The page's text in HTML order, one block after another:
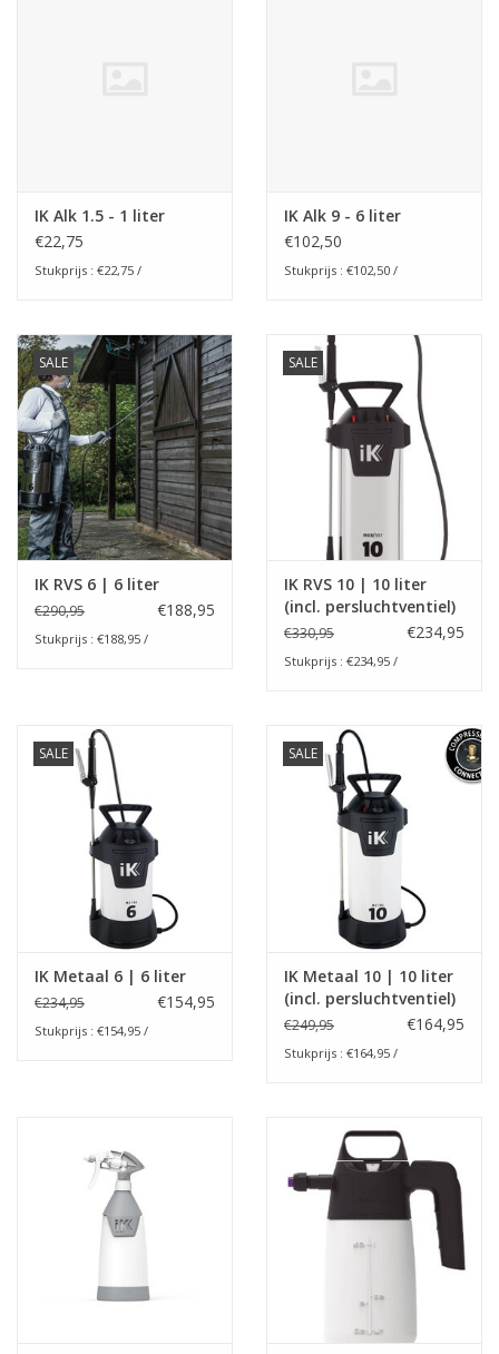
Merken
IK Alk 1.5 - 1 liter
€22,75
Stukprijs : €22,75 /
IK Alk 9 - 6 liter
€102,50
Stukprijs : €102,50 /
SALE
IK RVS 6 | 6 liter
€290,95 €188,95
Stukprijs : €188,95 /
SALE
IK RVS 10 | 10 liter
(incl. persluchtventiel)
€330,95 €234,95
Stukprijs : €234,95 /
SALE
IK Metaal 6 | 6 liter
€234,95 €154,95
Stukprijs : €154,95 /
SALE
IK Metaal 10 | 10 liter
(incl. persluchtventiel)
€249,95 €164,95
Stukprijs : €164,95 /